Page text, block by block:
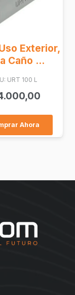
Base
Adhesivo
$
Comprar